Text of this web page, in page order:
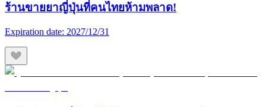
ร้านขายยาญี่ปุ่นที่คนไทยห้ามพลาด!
Expiration date: 2027/12/31